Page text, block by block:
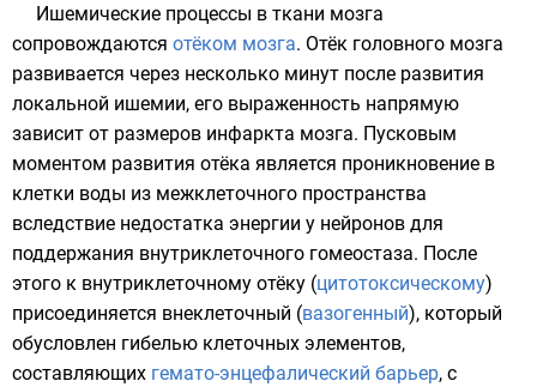
Ишемические процессы в ткани мозга
сопровождаются отёком мозга. Отёк головного мозга
развивается через несколько минут после развития
локальной ишемии, его выраженность напрямую
зависит от размеров инфаркта мозга. Пусковым
моментом развития отёка является проникновение в
клетки воды из межклеточного пространства
вследствие недостатка энергии у нейронов для
поддержания внутриклеточного гомеостаза. После
этого к внутриклеточному отёку (цитотоксическому)
присоединяется внеклеточный (вазогенный), который
обусловлен гибелью клеточных элементов,
составляющих гемато-энцефалический барьер, с